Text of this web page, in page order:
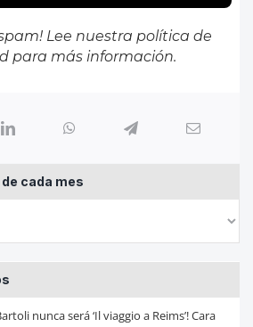
Lee nuestra política de
para más información.
cada mes
nunca será ‘Il viaggio a Reims’! Cara